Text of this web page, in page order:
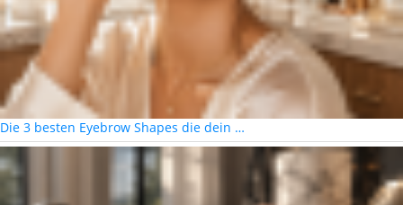
Die 3 besten Eyebrow Shapes die dein …